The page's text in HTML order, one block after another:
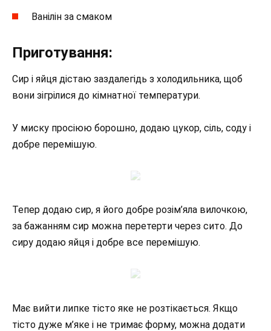
Ванілін за смаком
Приготування:
Сир і яйця дістаю заздалегідь з холодильника, щоб
вони зігрілися до кімнатної температури.
У миску просіюю борошно, додаю цукор, сіль, соду і
добре перемішую.
Тепер додаю сир, я його добре розім’яла вилочкою,
за бажанням сир можна перетерти через сито. До
сиру додаю яйця і добре все перемішую.
Має вийти липке тісто яке не розтікається. Якщо
тісто дуже м’яке і не тримає форму, можна додати